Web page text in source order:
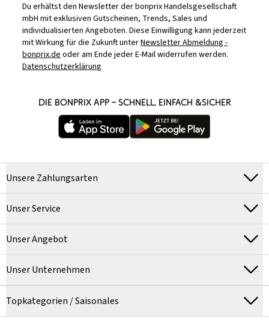
Du erhältst den Newsletter der bonprix Handelsgesellschaft
mbH mit exklusiven Gutscheinen, Trends, Sales und
individualisierten Angeboten. Diese Einwilligung kann jederzeit
mit Wirkung für die Zukunft unterNewsletter Abmeldung -
bonprix.deoder am Ende jeder E-Mail widerrufen werden.
Datenschutzerklärung
DIE BONPRIX APP – SCHNELL, EINFACH &SICHER
Unsere Zahlungsarten
Unser Service
Unser Angebot
Unser Unternehmen
Topkategorien / Saisonales